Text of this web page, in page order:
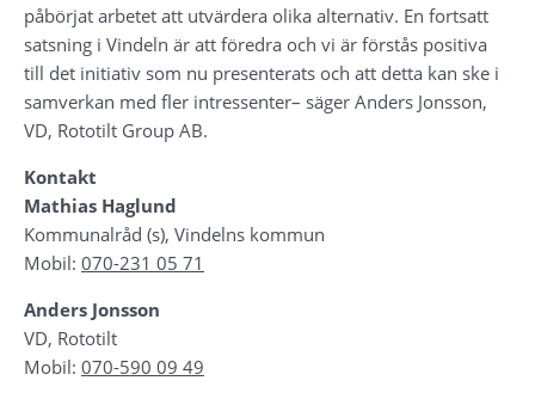
påbörjat arbetet att utvärdera olika alternativ. En fortsatt
satsning i Vindeln är att föredra och vi är förstås positiva
till det initiativ som nu presenterats och att detta kan ske i
samverkan med fler intressenter– säger Anders Jonsson,
VD, Rototilt Group AB.
Kontakt
Mathias Haglund
Kommunalråd (s), Vindelns kommun
Mobil: 070-231 05 71
Anders Jonsson
VD, Rototilt
Mobil: 070-590 09 49